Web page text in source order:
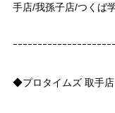
手店/我孫子店/つくば
ｰｰｰｰｰｰｰｰｰｰｰｰｰｰｰｰｰｰｰｰ
◆プロタイムズ 取手